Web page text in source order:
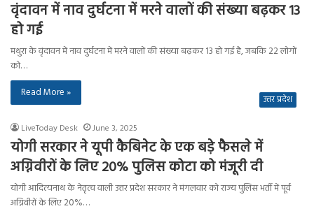
वृंदावन में नाव दुर्घटना में मरने वालों की संख्या बढ़कर 13
हो गई
मथुरा के वृंदावन में नाव दुर्घटना में मरने वालों की संख्या बढ़कर 13 हो गई है, जबकि 22 लोगों
को…
Read More »
उत्तर प्रदेश
LiveToday Desk June 3, 2025
योगी सरकार ने यूपी कैबिनेट के एक बड़े फैसले में
अग्निवीरों के लिए 20% पुलिस कोटा को मंजूरी दी
योगी आदित्यनाथ के नेतृत्व वाली उत्तर प्रदेश सरकार ने मंगलवार को राज्य पुलिस भर्ती में पूर्व
अग्निवीरों के लिए 20%…